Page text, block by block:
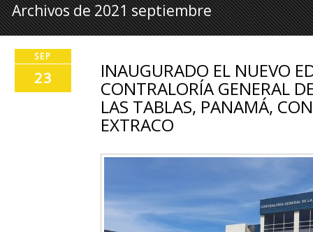
Archivos de 2021 septiembre
SEP
23 INAUGURADO EL NUEVO
CONTRALORÍA GENERAL
LAS TABLAS, PANAMÁ,
EXTRACO